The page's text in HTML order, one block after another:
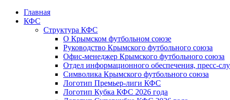
Главная
КФС
Структура КФС
О Крымском футбольном союзе
Руководство Крымского футбольного союза
Офис-менеджер Крымского футбольного союза
Отдел информационного обеспечения, пресс-
Символика Крымского футбольного союза
Логотип Премьер-лиги КФС
Логотип Кубка КФС 2026 года